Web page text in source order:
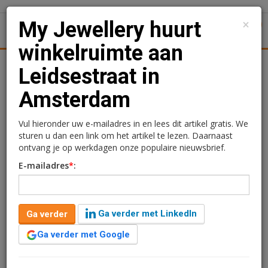
Juridisch | Fiscaal Transacties
My Jewellery huurt
winkelruimte aan
Leidsestraat in
Amsterdam
Redactie
16 april 2024 om 13:53
2 jaar geleden aangepast
1 minuut leestijd
a.s.r. real estate heeft namens het ASR Dutch Prime
×
My Jewellery huurt
winkelruimte aan
Leidsestraat in
Amsterdam
Vul hieronder uw e-mailadres in en lees dit artikel gratis. We
sturen u dan een link om het artikel te lezen. Daarnaast
ontvang je op werkdagen onze populaire nieuwsbrief.
E-mailadres*:
Ga verder
Ga verder met LinkedIn
Ga verder met Google